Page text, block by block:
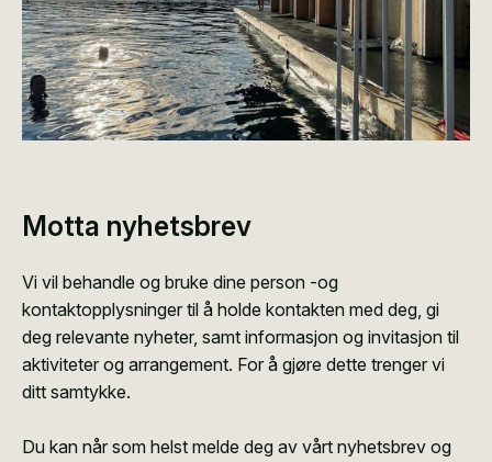
Motta nyhetsbrev
Vi vil behandle og bruke dine person -og
kontaktopplysninger til å holde kontakten med deg, gi
deg relevante nyheter, samt informasjon og invitasjon til
aktiviteter og arrangement. For å gjøre dette trenger vi
ditt samtykke.
Du kan når som helst melde deg av vårt nyhetsbrev og